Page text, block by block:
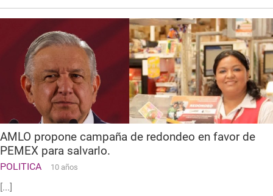
AMLO propone campaña de redondeo en favor de
PEMEX para salvarlo.
POLITICA 10 años
[...]